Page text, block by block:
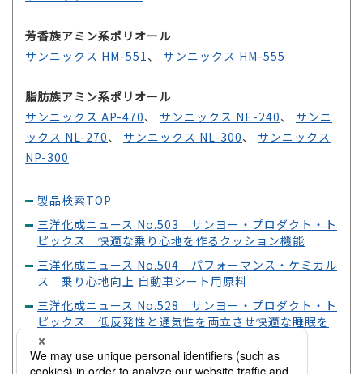
芳香族アミン系ポリオール
サンニックス HM-551、 サンニックス HM-555
脂肪族アミン系ポリオール
サンニックス AP-470、 サンニックス NE-240、 サンニ
ックス NL-270、 サンニックス NL-300、 サンニックス
NP-300
製品検索TOP
三洋化成ニュース No.503 サンヨー・プロダクト・ト
ピックス 快適な乗り心地を作るクッション機能
三洋化成ニュース No.504 パフォーマンス・ケミカル
ス 乗り心地向上 自動車シート用原料
三洋化成ニュース No.528 サンヨー・プロダクト・ト
ピックス 低反発性と通気性を両立させ快適な睡眠を
サポート